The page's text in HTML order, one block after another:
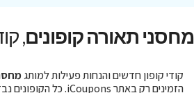
מחסני תאורה קופונים,
קודי קופון חדשים והנחות פעילות למותג
הזמינים רק באתר iCoupons. כל הקופונים נבדקו לאחרונה בתאריך 06/08/2026!